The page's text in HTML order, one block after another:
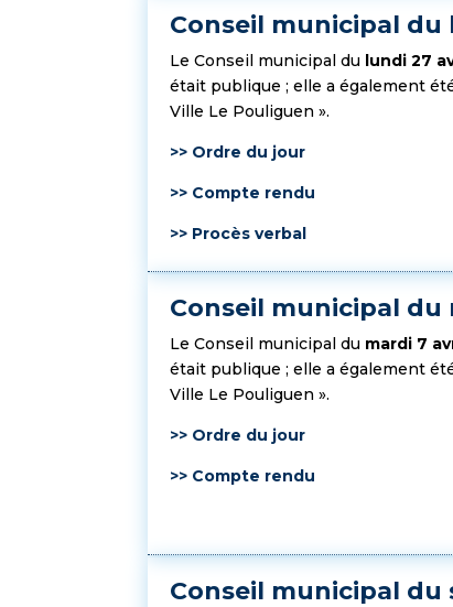
Conseil municipal du
Le Conseil municipal du lundi 27
était publique ; elle a également
Ville Le Pouliguen ».
>> Ordre du jour
>> Compte rendu
>> Procès verbal
Conseil municipal du
Le Conseil municipal du mardi 7
était publique ; elle a également
Ville Le Pouliguen ».
>> Ordre du jour
>> Compte rendu
Conseil municipal du